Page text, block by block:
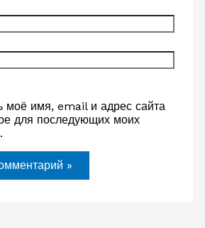
моё имя, email и адрес сайта
для последующих моих